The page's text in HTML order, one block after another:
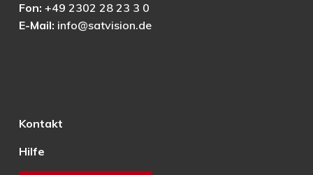
Fon: +49 2302 28 23 3 0
E-Mail: info@satvision.de
Kontakt
Hilfe